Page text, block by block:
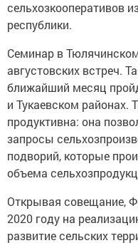
сельхозкооперативов
республики.
Семинар в
августовских встреч.
ближайший месяц
и Тукаевском районах.
продуктивна: она
запросы
подворий, которые
объема
Открывая совещание,
2020 году на
развитие сельских